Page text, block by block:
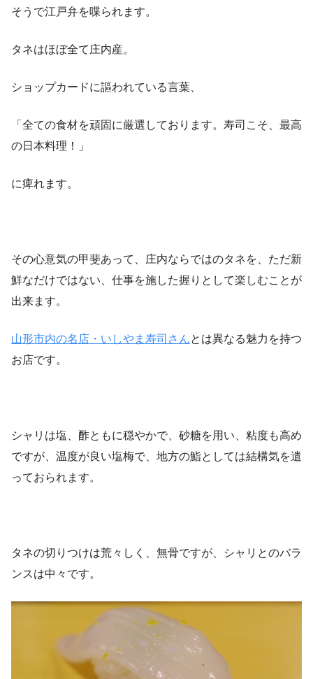
そうで江戸弁を喋られます。
タネはほぼ全て庄内産。
ショップカードに謳われている言葉、
「全ての食材を頑固に厳選しております。寿司こそ、最高
の日本料理！」
に痺れます。
その心意気の甲斐あって、庄内ならではのタネを、ただ新
鮮なだけではない、仕事を施した握りとして楽しむことが
出来ます。
山形市内の名店・ いしやま寿司さんとは異なる魅力を持つ
お店です。
シャリは塩、酢ともに穏やかで、砂糖を用い、粘度も高め
ですが、温度が良い塩梅で、地方の鮨としては結構気を遣
っておられます。
タネの切りつけは荒々しく、無骨ですが、シャリとのバラ
ンスは中々です。